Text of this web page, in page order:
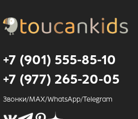
+7 (901) 555-85-10
+7 (977) 265-20-05
Звонки/MAX/WhatsApp/Telegram